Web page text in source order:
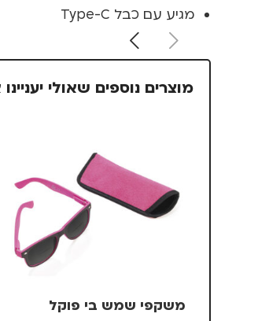
מגיע עם כבל Type-C
מוצרים נוספים שאולי
משקפי שמש בי פוקל